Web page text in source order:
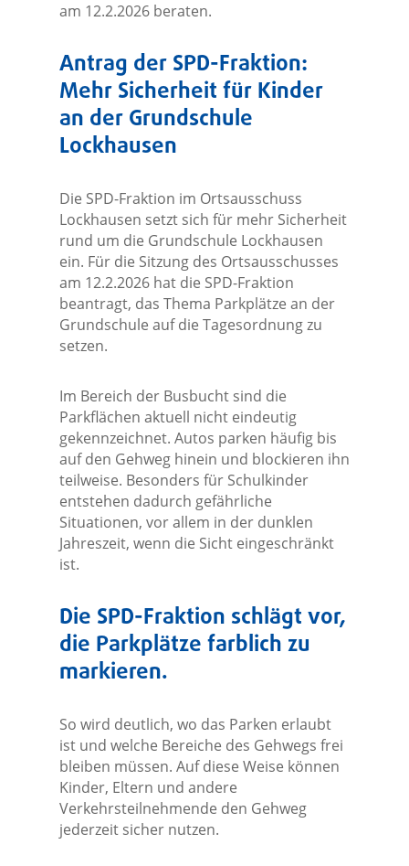
am 12.2.2026 beraten.
Antrag der SPD-Fraktion:
Mehr Sicherheit für Kinder
an der Grundschule
Lockhausen
Die SPD-Fraktion im Ortsausschuss
Lockhausen setzt sich für mehr Sicherheit
rund um die Grundschule Lockhausen
ein. Für die Sitzung des Ortsausschusses
am 12.2.2026 hat die SPD-Fraktion
beantragt, das Thema Parkplätze an der
Grundschule auf die Tagesordnung zu
setzen.
Im Bereich der Busbucht sind die
Parkflächen aktuell nicht eindeutig
gekennzeichnet. Autos parken häufig bis
auf den Gehweg hinein und blockieren ihn
teilweise. Besonders für Schulkinder
entstehen dadurch gefährliche
Situationen, vor allem in der dunklen
Jahreszeit, wenn die Sicht eingeschränkt
ist.
Die SPD-Fraktion schlägt vor,
die Parkplätze farblich zu
markieren.
So wird deutlich, wo das Parken erlaubt
ist und welche Bereiche des Gehwegs frei
bleiben müssen. Auf diese Weise können
Kinder, Eltern und andere
Verkehrsteilnehmende den Gehweg
jederzeit sicher nutzen.